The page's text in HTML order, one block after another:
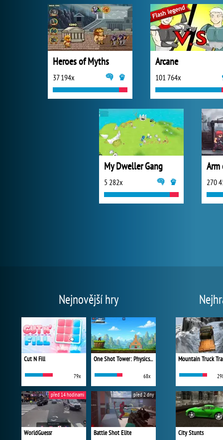
Heroes of Myths
37 194x
Arcane
101 764x
My Dweller Gang
5 282x
Arm
270
Nejnovější hry
Cut N Fill
79x
One Shot Tower: Physics Destroyer
68x
WorldGuessr
před 14 hodinami
Battle Shot Elite
před 2 dny
Mountain Truck
City Stunts